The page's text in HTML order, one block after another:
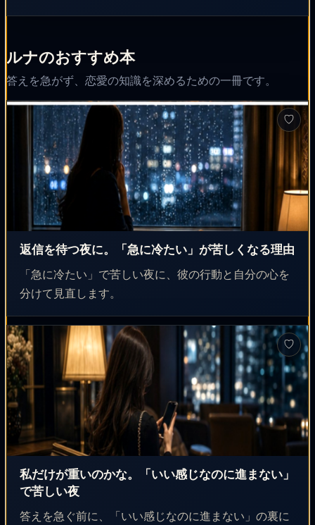
ルナのおすすめ本
答えを急がず、恋愛の知識を深めるための一冊です。
返信を待つ夜に。「急に冷たい」が苦しくなる理由
「急に冷たい」で苦しい夜に、彼の行動と自分の心を
分けて見直します。
♡
私だけが重いのかな。「いい感じなのに進まない」
で苦しい夜
答えを急ぐ前に、「いい感じなのに進まない」の裏に
♡